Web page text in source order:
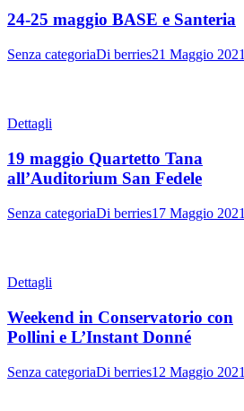
24-25 maggio BASE e Santeria
Senza categoriaDi berries21 Maggio 2021
Dettagli
19 maggio Quartetto Tana
all’Auditorium San Fedele
Senza categoriaDi berries17 Maggio 2021
Dettagli
Weekend in Conservatorio con
Pollini e L’Instant Donné
Senza categoriaDi berries12 Maggio 2021